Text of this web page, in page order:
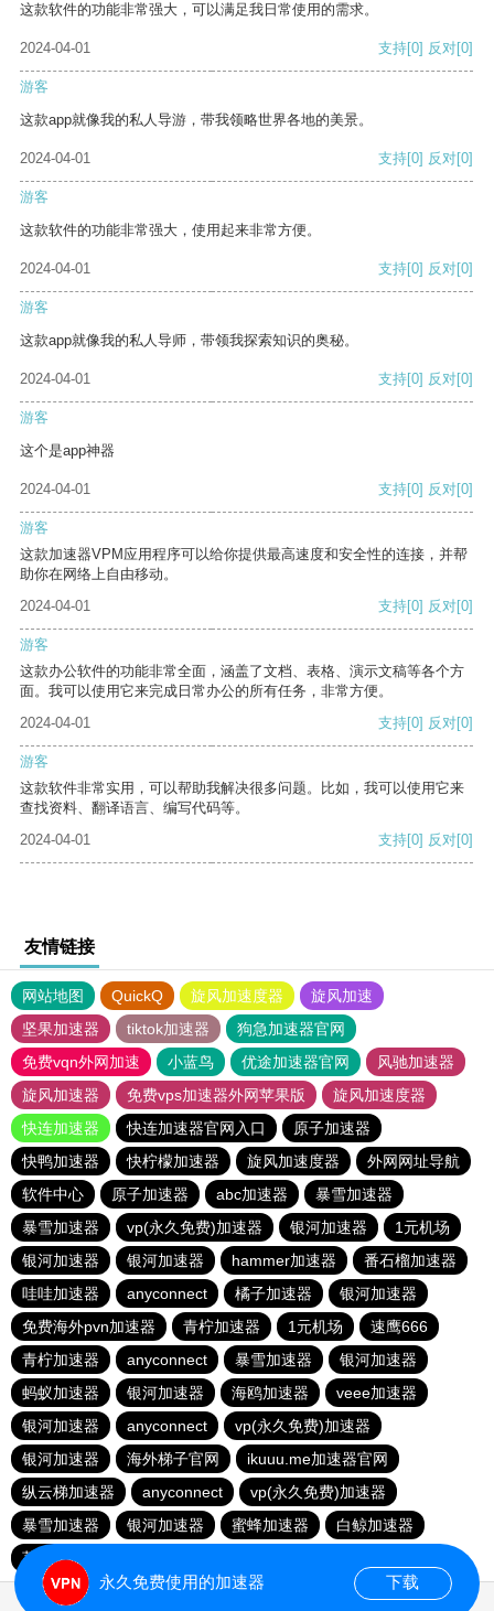
这款软件的功能非常强大，可以满足我日常使用的需求。
2024-04-01 支持[0] 反对[0]
游客
这款app就像我的私人导游，带我领略世界各地的美景。
2024-04-01 支持[0] 反对[0]
游客
这款软件的功能非常强大，使用起来非常方便。
2024-04-01 支持[0] 反对[0]
游客
这款app就像我的私人导师，带领我探索知识的奥秘。
2024-04-01 支持[0] 反对[0]
游客
这个是app神器
2024-04-01 支持[0] 反对[0]
游客
这款加速器VPM应用程序可以给你提供最高速度和安全性的连接，并帮
助你在网络上自由移动。
2024-04-01
支持[0] 反对[0]
游客
这款办公软件的功能非常全面，涵盖了文档、表格、演示文稿等各个方
面。我可以使用它来完成日常办公的所有任务，非常方便。
2024-04-01
支持[0] 反对[0]
游客
这款软件非常实用，可以帮助我解决很多问题。比如，我可以使用它来
查找资料、翻译语言、编写代码等。
2024-04-01
支持[0] 反对[0]
友情链接
网站地图 QuickQ 旋风加速度器
旋风加速
坚果加速器
tiktok加速器
狗急加速器官网
免费vqn外网加速
小蓝鸟 优途加速器官网
风驰加速器
旋风加速器
免费vps加速器外网苹果版
旋风加速度器
快连加速器
快连加速器官网入口
原子加速器
快鸭加速器
快柠檬加速器 旋风加速度器
外网网址导航
软件中心
原子加速器 abc加速器
暴雪加速器
暴雪加速器
vp(永久免费)加速器 银河加速器
1元机场
银河加速器
银河加速器 hammer加速器
番石榴加速器
哇哇加速器
anyconnect 橘子加速器
银河加速器
免费海外pvn加速器
青柠加速器 1元机场
速鹰666
青柠加速器
anyconnect 暴雪加速器
银河加速器
蚂蚁加速器
银河加速器 海鸥加速器
veee加速器
银河加速器
anyconnect
vp(永久免费)加速器
银河加速器
海外梯子官网
ikuuu.me加速器官网
纵云梯加速器
anyconnect
vp(永久免费)加速器
暴雪加速器
银河加速器 蜜蜂加速器
白鲸加速器
荔枝加速器
永久免费使用的加速器 下载